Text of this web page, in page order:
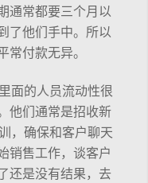
通常都要三个月以
了他们手中。所以
付款无异。
面的人员流动性很
他们通常是招收新
，确保和客户聊天
销售工作，谈客户
还是没有结果，去